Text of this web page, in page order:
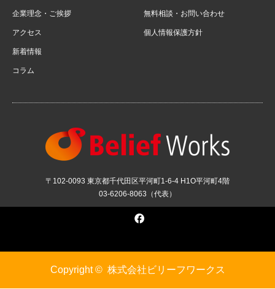
企業理念・ご挨拶
アクセス
新着情報
コラム
無料相談・お問い合わせ
個人情報保護方針
〒102-0093 東京都千代田区平河町1-6-4 H1O平河町4階
03-6206-8063（代表）
Copyright © 株式会社ビリーフワークス